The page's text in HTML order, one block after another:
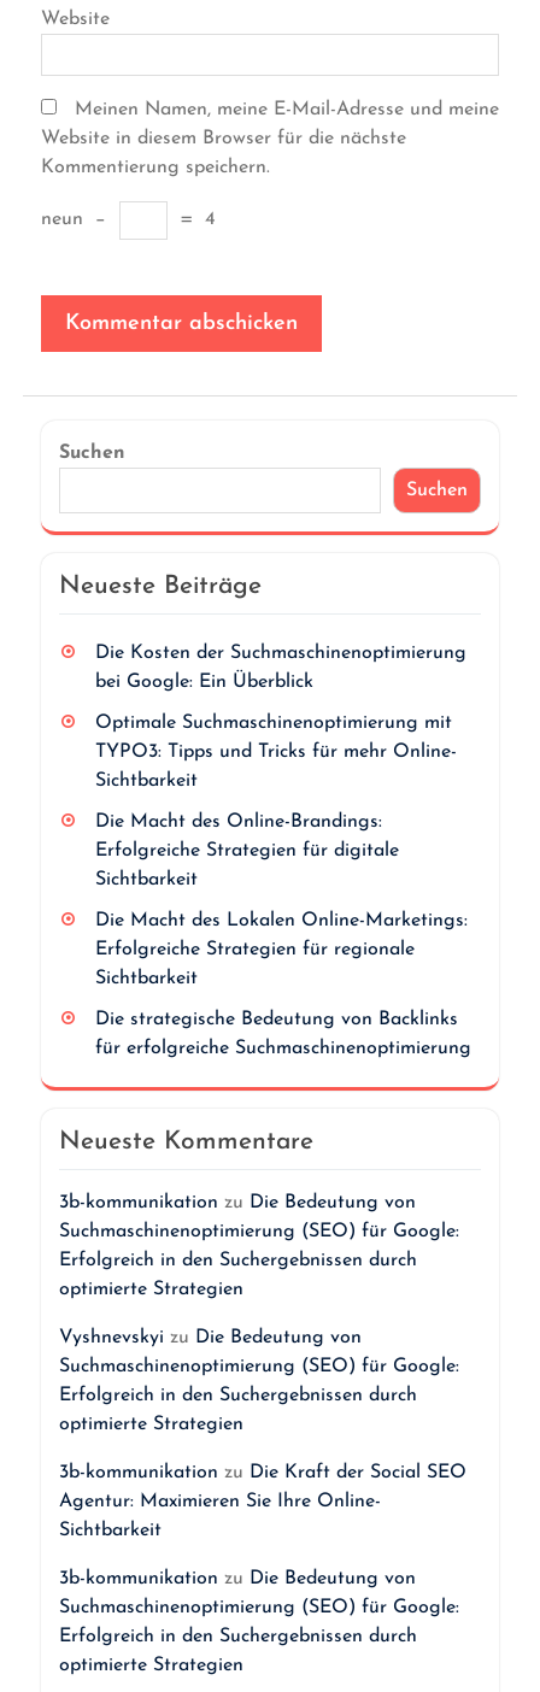
Website
Meinen Namen, meine E-Mail-Adresse und meine
Website in diesem Browser für die nächste
Kommentierung speichern.
neun − = 4
Suchen
Suchen
Neueste Beiträge
Die Kosten der Suchmaschinenoptimierung
bei Google: Ein Überblick
Optimale Suchmaschinenoptimierung mit
TYPO3: Tipps und Tricks für mehr Online-
Sichtbarkeit
Die Macht des Online-Brandings:
Erfolgreiche Strategien für digitale
Sichtbarkeit
Die Macht des Lokalen Online-Marketings:
Erfolgreiche Strategien für regionale
Sichtbarkeit
Die strategische Bedeutung von Backlinks
für erfolgreiche Suchmaschinenoptimierung
Neueste Kommentare
3b-kommunikation zu Die Bedeutung von
Suchmaschinenoptimierung (SEO) für Google:
Erfolgreich in den Suchergebnissen durch
optimierte Strategien
Vyshnevskyi zu Die Bedeutung von
Suchmaschinenoptimierung (SEO) für Google:
Erfolgreich in den Suchergebnissen durch
optimierte Strategien
3b-kommunikation zu Die Kraft der Social SEO
Agentur: Maximieren Sie Ihre Online-
Sichtbarkeit
3b-kommunikation zu Die Bedeutung von
Suchmaschinenoptimierung (SEO) für Google:
Erfolgreich in den Suchergebnissen durch
optimierte Strategien